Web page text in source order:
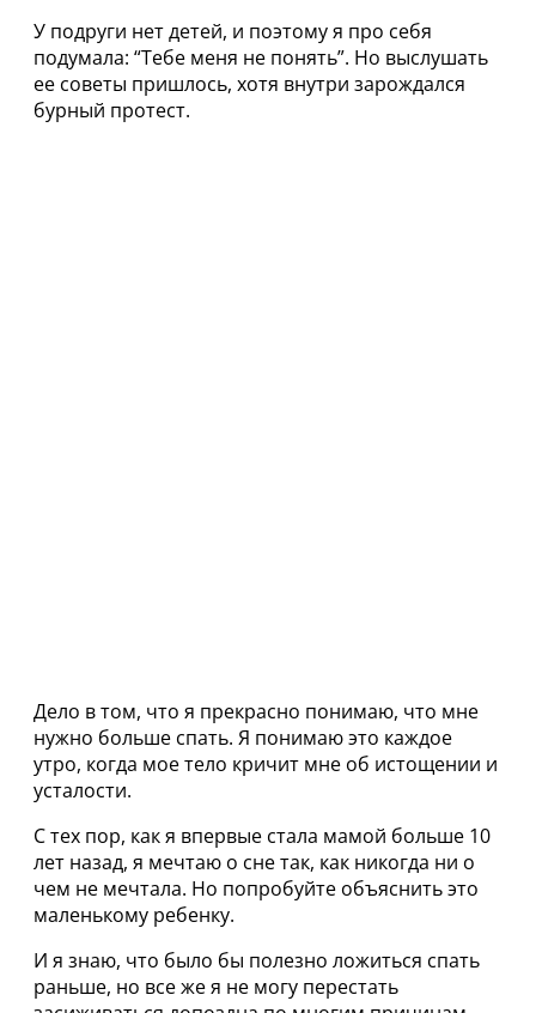
У подруги нет детей, и поэтому я про себя
подумала: “Тебе меня не понять”. Но выслушать
ее советы пришлось, хотя внутри зарождался
бурный протест.
Дело в том, что я прекрасно понимаю, что мне
нужно больше спать. Я понимаю это каждое
утро, когда мое тело кричит мне об истощении и
усталости.
С тех пор, как я впервые стала мамой больше 10
лет назад, я мечтаю о сне так, как никогда ни о
чем не мечтала. Но попробуйте объяснить это
маленькому ребенку.
И я знаю, что было бы полезно ложиться спать
раньше, но все же я не могу перестать